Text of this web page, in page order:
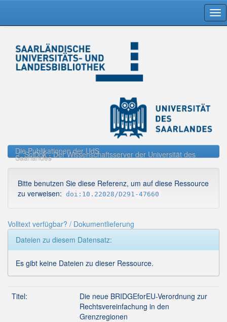
navigation
Die Publikationen der UdS
SciDok - Der Wissenschaftsserver der Universität des
Saarlandes
Bitte benutzen Sie diese Referenz, um auf diese Ressource
zu verweisen: doi:10.22028/D291-47660
Volltext verfügbar? / Dokumentlieferung
Dateien zu diesem Datensatz:
Es gibt keine Dateien zu dieser Ressource.
Titel:
Die neue BRIDGEforEU-Verordnung zur
Rechtsvereinfachung in den
Grenzregionen